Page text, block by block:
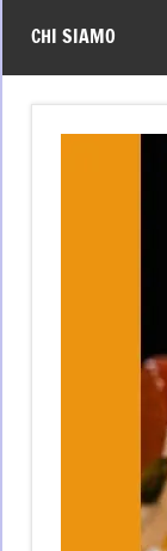
CHI SIAMO